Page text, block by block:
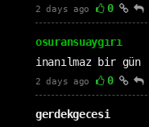
2 days ago 0
osuransuaygırı
inanılmaz bir gün
2 days ago 0
gerdekgecesi